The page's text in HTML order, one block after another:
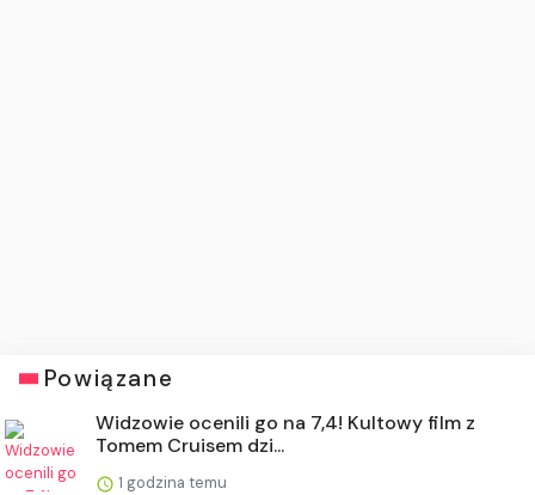
Powiązane
Widzowie ocenili go na 7,4! Kultowy film z
Tomem Cruisem dzi...
1 godzina temu